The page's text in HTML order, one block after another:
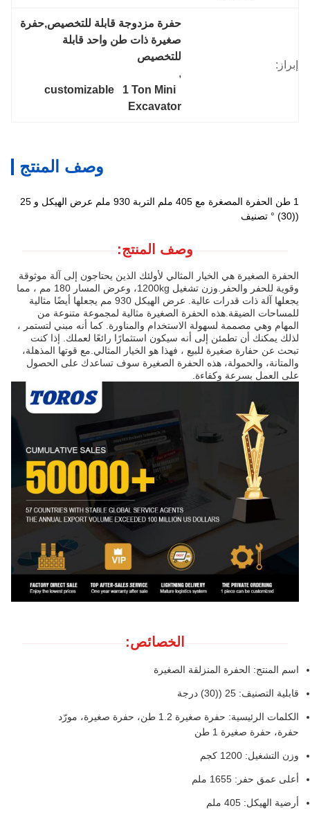
إبراز:
حفرة مزدوجة قابلة للتخصيص,حفرة
صغيرة ذات طن واحد قابلة
للتخصيص
,
customizable   1 Ton Mini
Excavator
وصف المنتج
1 طن الحفرة المصغرة مع 405 ملم التربة 930 ملم عرض الهيكل و 25
((30) ° تصنيف
وصف المنتج:
الحفرة الصغيرة هي الخيار المثالي لأولئك الذين يحتاجون إلى آلة موثوقة
وقوية للحفر والحفر.وزن تشغيل 1200kg، وعرض المسار 180 مم ، مما
يجعلها آلة ذات قدرات عالية. عرض الهيكل 930 مم يجعلها أيضًا مثالية
للمساحات الضيقة.هذه الحفرة الصغيرة مثالية لمجموعة متنوعة من
المهام وهي مصممة لسهولة الاستخدام والمناورة. كما أنه مبني لتستمر ،
لذلك يمكنك أن تطمئن إلى أنه سيكون استثمارًا رائعًا لعملك. إذا كنت
تبحث عن حفارة صغيرة للبيع ، فهذا هو الخيار المثالي.مع قوتها المذهلة،
والمتانة، والحمولة، هذه الحفرة الصغيرة سوف تساعدك على الحصول
على العمل بسرعة وكفاءة.
الخصائص:
اسم المنتج: الحفرة المنزلقة الصغيرة
قابلية التصنيف: 25 ((30) درجة
الكلمات الرئيسية: حفرة صغيرة 1.2 طن، حفرة صغيرة، مورّد
حفرة، حفرة صغيرة 1 طن
وزن التشغيل: 1200 كجم
أعلى عمق حفر: 1655 ملم
أرضية الهيكل: 405 ملم